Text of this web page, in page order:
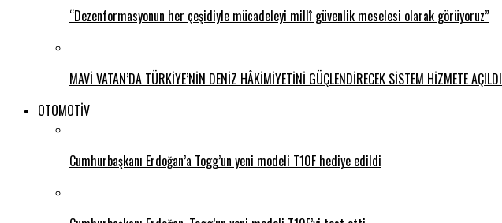
“Dezenformasyonun her çeşidiyle mücadeleyi millî güvenlik meselesi olarak görüyoruz”
MAVİ VATAN’DA TÜRKİYE’NİN DENİZ HÂKİMİYETİNİ GÜÇLENDİRECEK SİSTEM HİZMETE AÇILDI
OTOMOTİV
Cumhurbaşkanı Erdoğan’a Togg’un yeni modeli T10F hediye edildi